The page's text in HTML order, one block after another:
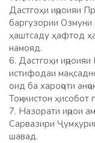
Дастгоҳи иҷроияи
баргузории
ҳаштсаду ҳафтод
намояд.
6. Дастгоҳи
истифодаи
оид ба хароҷоти
Тоҷикистон
7. Назорати иҷрои
Сарвазири
шавад.